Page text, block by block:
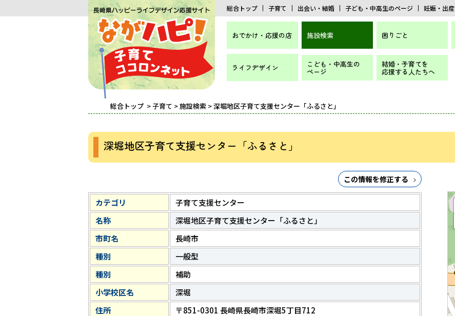
総合トップ 子育て 出会い・結婚 子ども・中高生のページ 妊娠・出産
おでかけ・応援の店 施設検索 困りごと
ライフデザイン こども・中高生の
ページ
結婚・子育てを
応援する人たちへ
総合トップ >子育て >施設検索 > 深堀地区子育て支援センター「ふるさと」
深堀地区子育て支援センター「ふるさと」
この情報を修正する
カテゴリ
子育て支援センター
名称
深堀地区子育て支援センター「ふるさと」
市町名
長崎市
種別
一般型
種別
補助
小学校区名
深堀
住所
〒851-0301 長崎県長崎市深堀5丁目712